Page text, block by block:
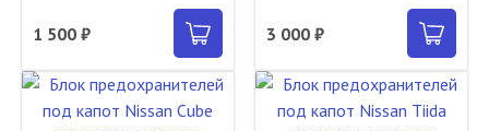
1 500 ₽ 3 000 ₽